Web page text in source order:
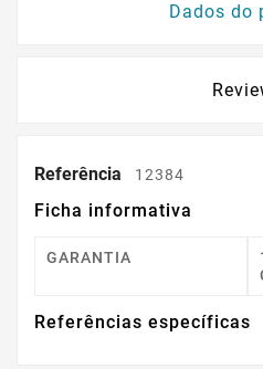
Dados do
Referência 12384
Ficha informativa
GARANTIA
Referências específicas